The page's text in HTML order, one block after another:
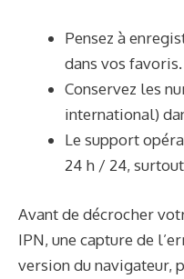
Pensez à
dans vos favoris.
Conservez les
international)
Le support
24 h / 24,
Avant de décrocher
IPN, une capture de
version du navigateur,